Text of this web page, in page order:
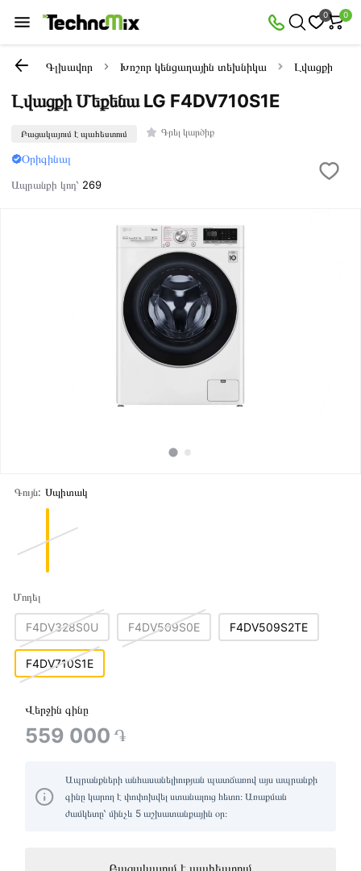
0 0
Գլխավոր Խոշոր կենցաղային տեխնիկա Լվացքի
Լվացքի Մեքենա LG F4DV710S1E
Բացակայում է պահեստում Գրել կարծիք
Օրիգինալ
Ապրանքի կոդ՝ 269
Գույն: Սպիտակ
Մոդել
F4DV328S0U F4DV509S0E F4DV509S2TE
F4DV710S1E
Վերջին գինը
559 000 ֏
Ապրանքների անհասանելիության պատճառով այս ապրանքի
գինը կարող է փոփոխվել ստանալուց հետո։ Առաքման
ժամկետը՝ մինչև 5 աշխատանքային օր։